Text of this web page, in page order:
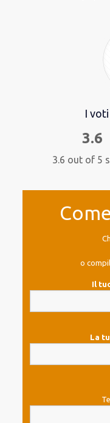
I
3.6
3.6 out of 5
o
Il
La